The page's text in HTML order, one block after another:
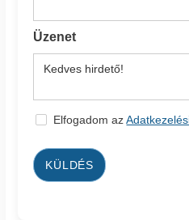
Üzenet
Elfogadom az
KÜLDÉS